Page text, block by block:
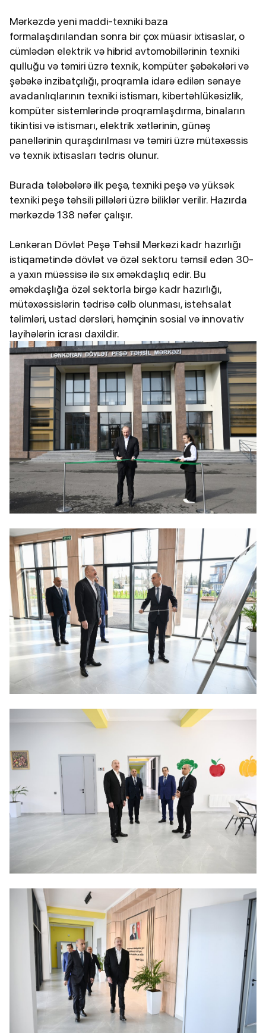
Mərkəzdə yeni maddi-texniki baza
formalaşdırılandan sonra bir çox müasir ixtisaslar, o
cümlədən elektrik və hibrid avtomobillərinin texniki
qulluğu və təmiri üzrə texnik, kompüter şəbəkələri və
şəbəkə inzibatçılığı, proqramla idarə edilən sənaye
avadanlıqlarının texniki istismarı, kibertəhlükəsizlik,
kompüter sistemlərində proqramlaşdırma, binaların
tikintisi və istismarı, elektrik xətlərinin, günəş
panellərinin quraşdırılması və təmiri üzrə mütəxəssis
və texnik ixtisasları tədris olunur.
Burada tələbələrə ilk peşə, texniki peşə və yüksək
texniki peşə təhsili pillələri üzrə biliklər verilir. Hazırda
mərkəzdə 138 nəfər çalışır.
Lənkəran Dövlət Peşə Təhsil Mərkəzi kadr hazırlığı
istiqamətində dövlət və özəl sektoru təmsil edən 30-
a yaxın müəssisə ilə sıx əməkdaşlıq edir. Bu
əməkdaşlığa özəl sektorla birgə kadr hazırlığı,
mütəxəssislərin tədrisə cəlb olunması, istehsalat
təlimləri, ustad dərsləri, həmçinin sosial və innovativ
layihələrin icrası daxildir.